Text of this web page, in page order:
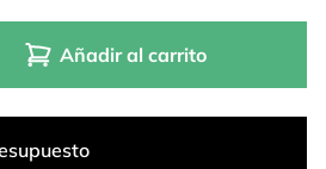
Añadir al carrito